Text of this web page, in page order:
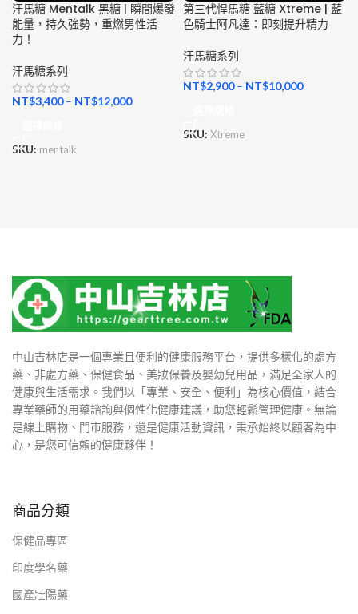
汗馬糖 Mentalk 黑糖 | 瞬間爆發
能量，持久強勢，重燃男性活
力！
汗馬糖系列
NT$3,400– NT$12,000
SKU: mentalk
第三代悍馬糖 藍糖 Xtreme | 藍
色騎士阿凡達：即刻提升精力
汗馬糖系列
NT$2,900– NT$10,000
SKU: Xtreme
中山吉林店是一個專業且便利的健康服務平台，提供多樣化的處方
藥、非處方藥、保健食品、美妝保養及嬰幼兒用品，滿足全家人的
健康與生活需求。我們以「專業、安全、便利」為核心價值，結合
專業藥師的用藥諮詢與個性化健康建議，助您輕鬆管理健康。無論
是線上購物、門市服務，還是健康活動資訊，秉承始終以顧客為中
心，是您可信賴的健康夥伴！
商品分類
保健品專區
印度學名藥
國產壯陽藥